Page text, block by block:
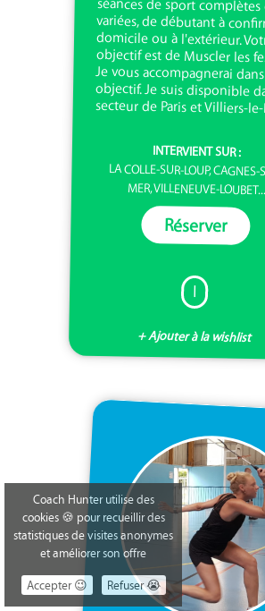
secteur de Paris et Villiers-
INTERVIENT SUR :
LA COLLE-SUR-LOUP, CAGNES-
MER, VILLENEUVE-LOUBET...
Réserver
I
+ Ajouter à la wishlist
Coach Hunter utilise des
cookies 🍪 pour recueillir des
statistiques de visites anonymes
et améliorer son offre
Accepter 😉
Refuser 😭